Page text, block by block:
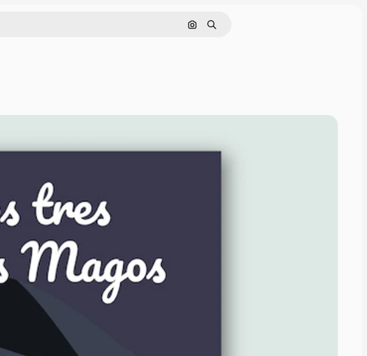
Pesquisar por imagem
Buscar